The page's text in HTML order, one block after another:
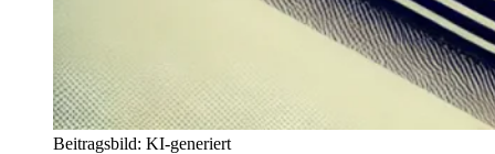
Beitragsbild: KI-generiert